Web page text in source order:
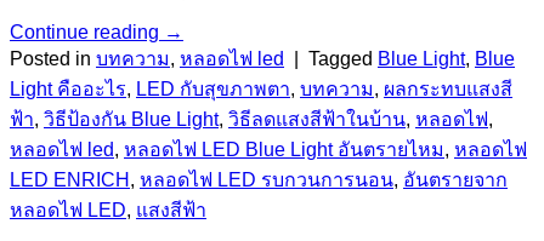
Continue reading →
Posted in บทความ, หลอดไฟ led Tagged Blue Light, Blue
Light คืออะไร, LED กับสุขภาพตา, บทความ, ผลกระทบแสงสี
ฟ้า, วิธีป้องกัน Blue Light, วิธีลดแสงสีฟ้าในบ้าน, หลอดไฟ,
หลอดไฟ led, หลอดไฟ LED Blue Light อันตรายไหม, หลอดไฟ
LED ENRICH , หลอดไฟ LED รบกวนการนอน, อันตรายจาก
หลอดไฟ LED, แสงสีฟ้า